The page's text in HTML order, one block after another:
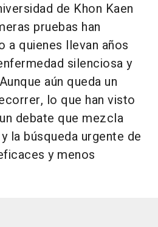
de Khon Kaen
pruebas han
a quienes llevan años
silenciosa y
aún queda un
lo que han visto
debate que mezcla
la búsqueda urgente de
y menos